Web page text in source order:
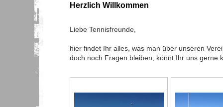
Herzlich Willkommen
Liebe Tennisfreunde,
hier findet Ihr alles, was man über unseren
doch noch Fragen bleiben, könnt Ihr uns gerne